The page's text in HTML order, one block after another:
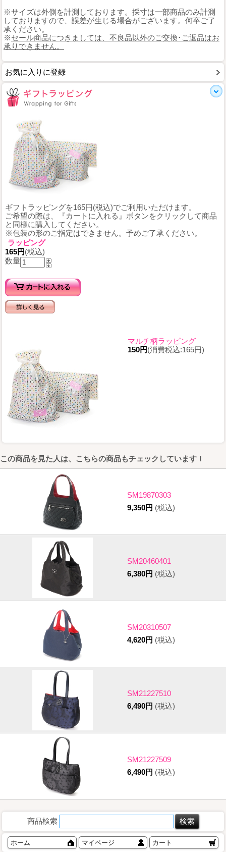
※サイズは外側を計測しております。採寸は一部商品のみ計測
しておりますので、誤差が生じる場合がございます。何卒ご了
承ください。
※セール商品につきましては、不良品以外のご交換･ご返品はお
承りできません。
お気に入りに登録
ギフトラッピングを165円(税込)でご利用いただけます。
ご希望の際は、『カートに入れる』ボタンをクリックして商品
と同様に購入してください。
※包装の形のご指定はできません。予めご了承ください。
ラッピング
165円(税込)
数量
マルチ柄ラッピング
150円(消費税込:165円)
この商品を見た人は、こちらの商品もチェックしています！
SM19870303
9,350円 (税込)
SM20460401
6,380円 (税込)
SM20310507
4,620円 (税込)
SM21227510
6,490円 (税込)
SM21227509
6,490円 (税込)
商品検索
ホーム マイページ カート